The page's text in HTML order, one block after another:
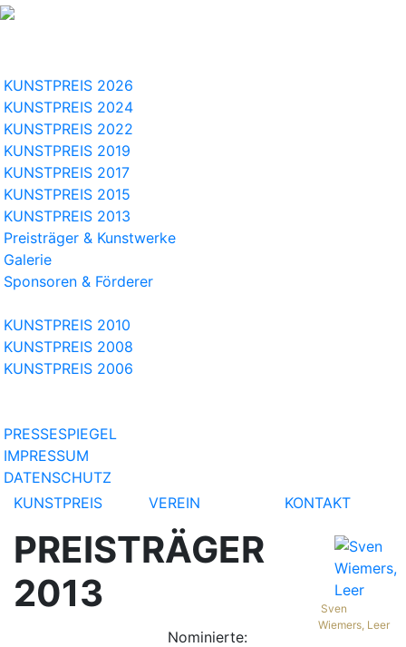
KUNSTPREIS 2026
KUNSTPREIS 2024
KUNSTPREIS 2022
KUNSTPREIS 2019
KUNSTPREIS 2017
KUNSTPREIS 2015
KUNSTPREIS 2013
Preisträger & Kunstwerke
Galerie
Sponsoren & Förderer
KUNSTPREIS 2010
KUNSTPREIS 2008
KUNSTPREIS 2006
PRESSESPIEGEL
IMPRESSUM
DATENSCHUTZ
KUNSTPREIS
VEREIN KONTAKT
PREISTRÄGER
2013
Nominierte:
Sven
Wiemers, Leer